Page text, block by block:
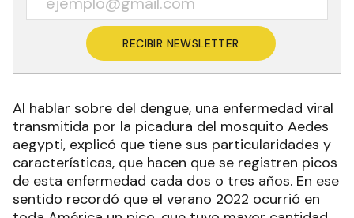
RECIBIR NEWSLETTER
Al hablar sobre del dengue, una enfermedad viral
transmitida por la picadura del mosquito Aedes
aegypti, explicó que tiene sus particularidades y
características, que hacen que se registren picos
de esta enfermedad cada dos o tres años. En ese
sentido recordó que el verano 2022 ocurrió en